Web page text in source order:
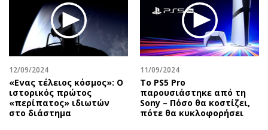
Δημοσκοπήσεις
Διπλωματία
Αθλητισμός
Κύπρος
Ελλάδα
Διεθνή
Κληρώσεις Allwyn
Ζητούν εργασία
Θέσεις εργασίας
Geek
Νέα
Κινητά-tablets
Social
Αυτοκίνηση
12/09/2024
«Ενας τέλειος κόσμος»: Ο
ιστορικός πρώτος
«περίπατος» ιδιωτών
στο διάστημα
11/09/2024
Το PS5 Pro
παρουσιάστηκε από τη
Sony – Πόσο θα κοστίζει,
πότε θα κυκλοφορήσει